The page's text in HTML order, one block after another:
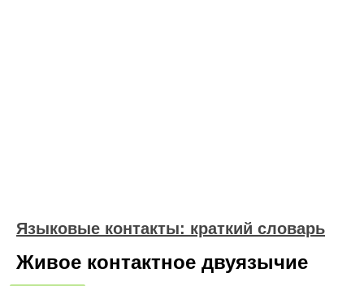
Языковые контакты: краткий словарь
Живое контактное двуязычие